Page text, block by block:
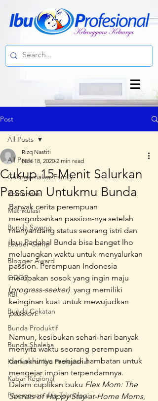
Post
All Posts
Changemaker Family
Komunitas
Matrikulasi
Bunda Sayang
Leader Camp
Blogger Award
ODOP
RBI
Bunda Cekatan
Bunda Produktif
Bunda Shaleha
Konferensi Ibu Profesional
Kabar Regional
Perempuan dan Teknologi
All Posts
Cukup 15 Menit Salurkan
Passion Untukmu Bunda
Rizq Nastiti
Nov 18, 2020 2 min read
Banyak cerita perempuan
mengorbankan passion-nya setelah
menyandang status seorang istri dan
ibu. Padahal Bunda bisa banget lho
meluangkan waktu untuk menyalurkan
passion. Perempuan Indonesia
merupakan sosok yang ingin maju
(progress-seeker)
  yang memiliki
keinginan kuat untuk mewujudkan
passion.
Namun, kesibukan sehari-hari banyak
menyita waktu seorang perempuan
dan akhirnya menjadi hambatan untuk
mengejar impian terpendamnya.
Dalam cuplikan buku Flex Mom: The
Secrets of Happy Stay-at-Home Moms,